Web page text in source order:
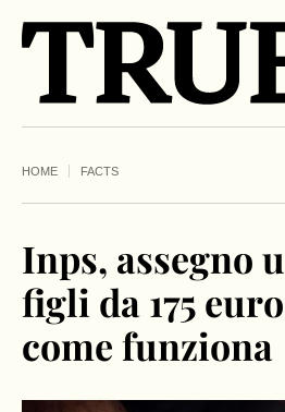
HOME FACTS
Inps, assegno
figli da 175
come funziona